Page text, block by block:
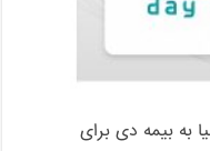
به بیمه دی برای